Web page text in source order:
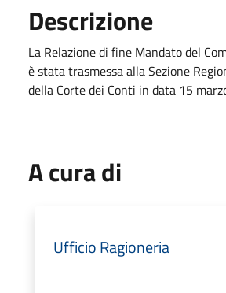
Descrizione
La Relazione di fine Mandato del
è stata trasmessa alla Sezione
della Corte dei Conti in data 15
A cura di
Ufficio Ragioneria